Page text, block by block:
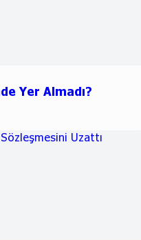
Yer Almadı?